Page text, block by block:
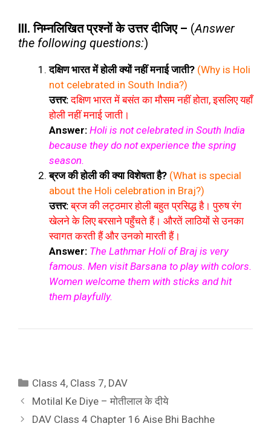
III. निम्नलिखित प्रश्नों के उत्तर दीजिए – (Answer
the following questions:)
दक्षिण भारत में होली क्यों नहीं मनाई जाती? (Why is Holi
not celebrated in South India?)
उत्तर: दक्षिण भारत में बसंत का मौसम नहीं होता, इसलिए यहाँ
होली नहीं मनाई जाती।
Answer: Holi is not celebrated in South India
because they do not experience the spring
season.
ब्रज की होली की क्या विशेषता है? (What is special
about the Holi celebration in Braj?)
उत्तर: ब्रज की लट्ठमार होली बहुत प्रसिद्ध है। पुरुष रंग
खेलने के लिए बरसाने पहुँचते हैं। औरतें लाठियों से उनका
स्वागत करती हैं और उनको मारती हैं।
Answer: The Lathmar Holi of Braj is very
famous. Men visit Barsana to play with colors.
Women welcome them with sticks and hit
them playfully.
Categories
Class 4, Class 7, DAV
Motilal Ke Diye – मोतीलाल के दीये
DAV Class 4 Chapter 16 Aise Bhi Bachhe